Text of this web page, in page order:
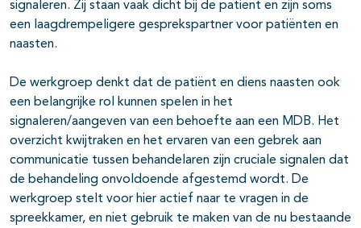
signaleren. Zij staan vaak dicht bij de patiënt en zijn soms
een laagdrempeligere gesprekspartner voor patiënten en
naasten.
De werkgroep denkt dat de patiënt en diens naasten ook
een belangrijke rol kunnen spelen in het
signaleren/aangeven van een behoefte aan een MDB. Het
overzicht kwijtraken en het ervaren van een gebrek aan
communicatie tussen behandelaren zijn cruciale signalen dat
de behandeling onvoldoende afgestemd wordt. De
werkgroep stelt voor hier actief naar te vragen in de
spreekkamer, en niet gebruik te maken van de nu bestaande